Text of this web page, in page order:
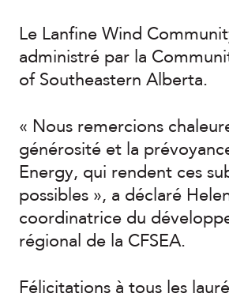
Le Lanfine Wind
administré par la
of Southeastern Alberta.
« Nous remercions
générosité et la
Energy, qui rendent ces
possibles », a déclaré
coordinatrice du
régional de la CFSEA.
Félicitations à tous les